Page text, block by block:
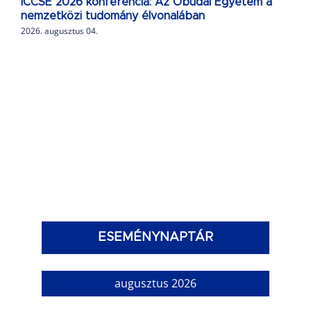
nemzetközi tudomány élvonalában
2026. augusztus 04.
ESEMÉNYNAPTÁR
augusztus 2026